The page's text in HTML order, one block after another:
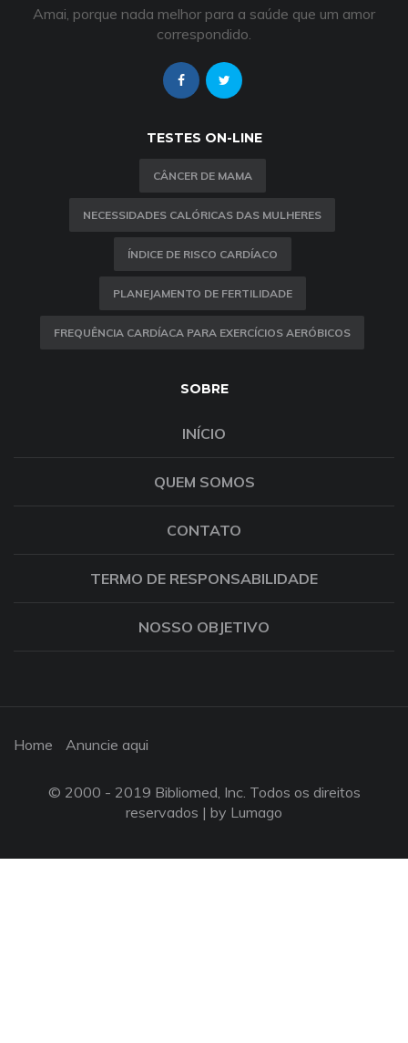
Amai, porque nada melhor para a saúde que um amor
correspondido.
TESTES ON-LINE
CÂNCER DE MAMA
NECESSIDADES CALÓRICAS DAS MULHERES
ÍNDICE DE RISCO CARDÍACO
PLANEJAMENTO DE FERTILIDADE
FREQUÊNCIA CARDÍACA PARA EXERCÍCIOS AERÓBICOS
SOBRE
INÍCIO
QUEM SOMOS
CONTATO
TERMO DE RESPONSABILIDADE
NOSSO OBJETIVO
Home Anuncie aqui
© 2000 - 2019 Bibliomed, Inc. Todos os direitos
reservados | by Lumago